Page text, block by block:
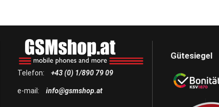
Telefon: +43 (0) 1/890 79 09
e-mail: info@gsmshop.at
Gütesiegel